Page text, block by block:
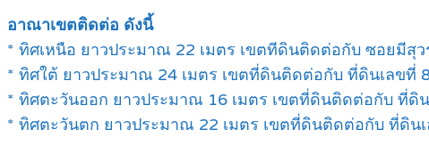
อาณาเขตติดต่อ ดังนี้
* ทิศเหนือ ยาวประมาณ 22 เมตร เขตทีดินติดต่อกับ ซอยมีสุ
* ทิศใต้ ยาวประมาณ 24 เมตร เขตที่ดินติดต่อกับ ที่ดินเลขที่
* ทิศตะวันออก ยาวประมาณ 16 เมตร เขตที่ดินติดต่อกับ ที่ดิ
* ทิศตะวันตก ยาวประมาณ 22 เมตร เขตที่ดินติดต่อกับ ที่ดิน